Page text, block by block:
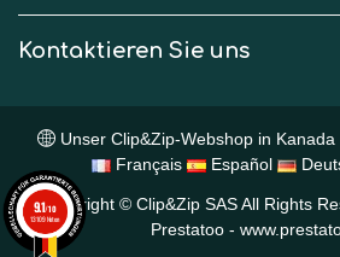
Kontaktieren Sie uns
Unser Clip&Zip-Webshop in Kanada
Français
Español
Copyright © Clip&Zip SAS All Rights
Prestatoo -
9.1/10
13109 Noten